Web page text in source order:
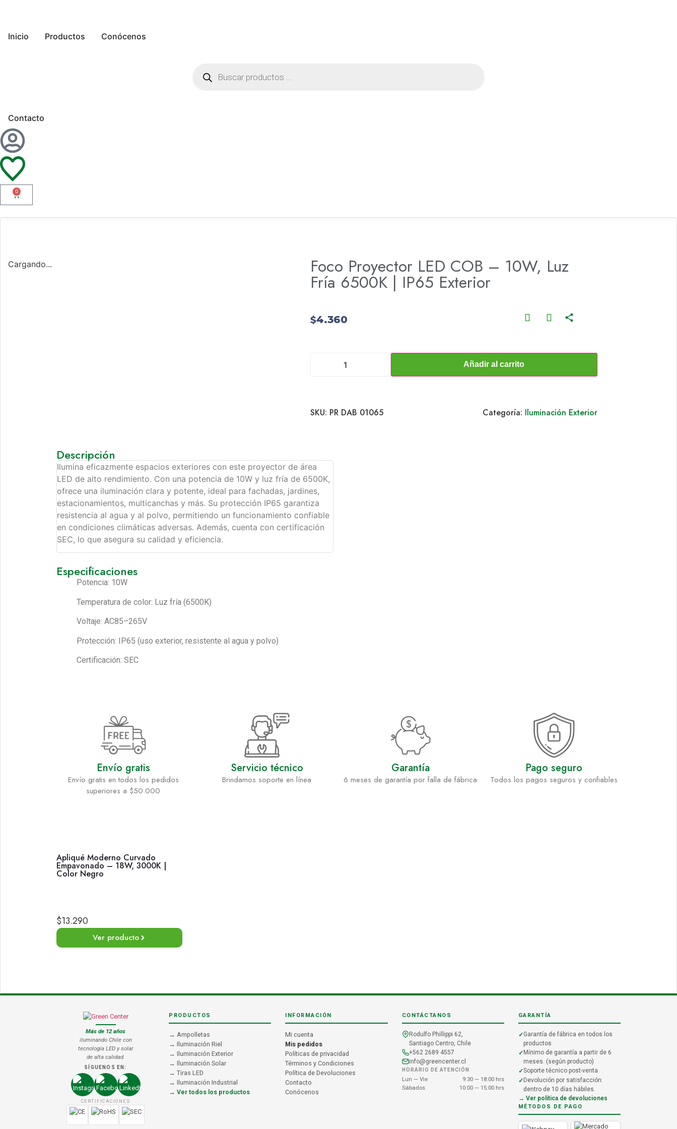
Inicio Productos Conócenos
Contacto
0
Cargando... Foco Proyector LED COB – 10W, Luz
Fría 6500K | IP65 Exterior
$4.360
Añadir al carrito
SKU: PR DAB 01065 Categoría: Iluminación Exterior
Descripción
Ilumina eficazmente espacios exteriores con este proyector de área
LED de alto rendimiento. Con una potencia de 10W y luz fría de 6500K,
ofrece una iluminación clara y potente, ideal para fachadas, jardines,
estacionamientos, multicanchas y más. Su protección IP65 garantiza
resistencia al agua y al polvo, permitiendo un funcionamiento confiable
en condiciones climáticas adversas. Además, cuenta con certificación
SEC, lo que asegura su calidad y eficiencia.
Especificaciones
Potencia: 10W
Temperatura de color: Luz fría (6500K)
Voltaje: AC85–265V
Protección: IP65 (uso exterior, resistente al agua y polvo)
Certificación: SEC
Envío gratis
Envío gratis en todos los pedidos
superiores a $50.000
Servicio técnico
Brindamos soporte en línea
Garantía
6 meses de garantía por falla de fábrica
Pago seguro
Todos los pagos seguros y confiables
Apliqué Moderno Curvado
Empavonado – 18W, 3000K |
Color Negro
$13.290
Ver producto
Más de 12 años
iluminando Chile con
tecnología LED y solar
de alta calidad.
SÍGUENOS EN:
CERTIFICACIONES
PRODUCTOS
→ Ampolletas
→ Iluminación Riel
→ Iluminación Exterior
→ Iluminación Solar
→ Tiras LED
→ Iluminación Industrial
→ Ver todos los productos
INFORMACIÓN
Mi cuenta
Mis pedidos
Políticas de privacidad
Términos y Condiciones
Política de Devoluciones
Contacto
Conócenos
CONTÁCTANOS
Rodulfo Phillippi 62,
Santiago Centro, Chile
+562 2689 4557
info@greencenter.cl
HORARIO DE ATENCIÓN
Lun — Vie
9:30 — 18:00 hrs
Sábados
10:00 — 15:00 hrs
GARANTÍA
Garantía de fábrica en todos los
productos
Mínimo de garantía a partir de 6
meses. (según producto)
Soporte técnico post-venta
Devolución por satisfacción:
dentro de 10 días hábiles.
→ Ver política de devoluciones
MÉTODOS DE PAGO